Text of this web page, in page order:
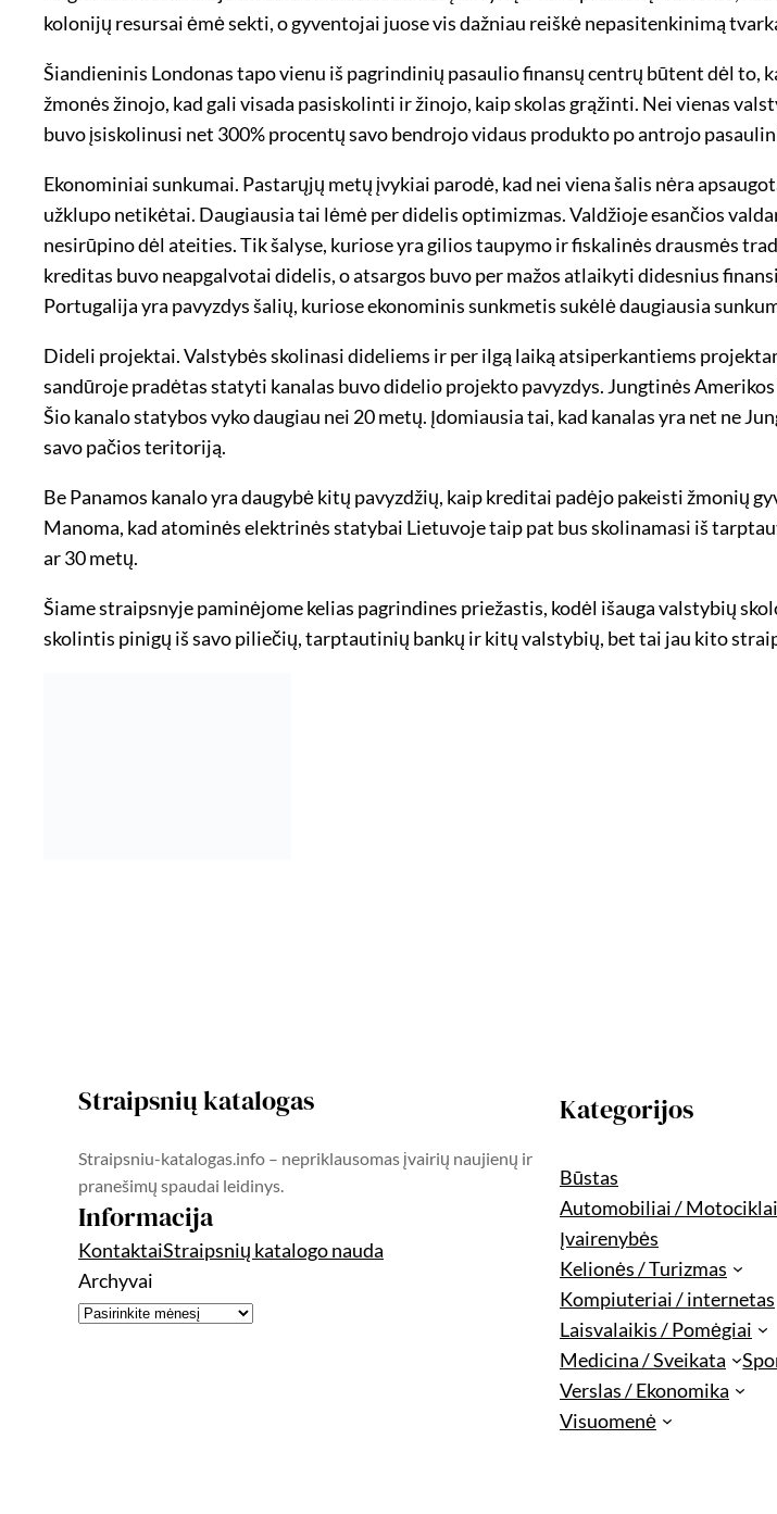
kolonijų resursai ėmė sekti, o gyventojai juose vis dažniau reiškė nepasitenkinimą
Šiandieninis Londonas tapo vienu iš pagrindinių pasaulio finansų centrų būtent dėl to,
žmonės žinojo, kad gali visada pasiskolinti ir žinojo, kaip skolas grąžinti. Nei vienas
buvo įsiskolinusi net 300% procentų savo bendrojo vidaus produkto po antrojo
Ekonominiai sunkumai. Pastarųjų metų įvykiai parodė, kad nei viena šalis nėra
užklupo netikėtai. Daugiausia tai lėmė per didelis optimizmas. Valdžioje esančios
nesirūpino dėl ateities. Tik šalyse, kuriose yra gilios taupymo ir fiskalinės drausmės
kreditas buvo neapgalvotai didelis, o atsargos buvo per mažos atlaikyti didesnius
Portugalija yra pavyzdys šalių, kuriose ekonominis sunkmetis sukėlė daugiausia
Dideli projektai. Valstybės skolinasi dideliems ir per ilgą laiką atsiperkantiems
sandūroje pradėtas statyti kanalas buvo didelio projekto pavyzdys. Jungtinės
Šio kanalo statybos vyko daugiau nei 20 metų. Įdomiausia tai, kad kanalas yra net ne
savo pačios teritoriją.
Be Panamos kanalo yra daugybė kitų pavyzdžių, kaip kreditai padėjo pakeisti žmonių
Manoma, kad atominės elektrinės statybai Lietuvoje taip pat bus skolinamasi iš
ar 30 metų.
Šiame straipsnyje paminėjome kelias pagrindines priežastis, kodėl išauga valstybių
skolintis pinigų iš savo piliečių, tarptautinių bankų ir kitų valstybių, bet tai jau kito
Straipsnių katalogas
Straipsniu-katalogas.info – nepriklausomas įvairių naujienų ir
pranešimų spaudai leidinys.
Informacija
KontaktaiStraipsnių katalogo nauda
Archyvai
Kategorijos
Būstas
Automobiliai / Motociklai
Įvairenybės
Kelionės / Turizmas
Kompiuteriai / internetas
Laisvalaikis / Pomėgiai
Medicina / Sveikata
Verslas / Ekonomika
Visuomenė